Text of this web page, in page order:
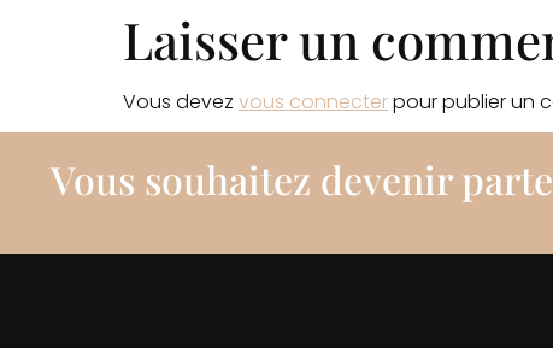
Laisser un
Vous devez vous connecterpour publier un
Vous souhaitez devenir